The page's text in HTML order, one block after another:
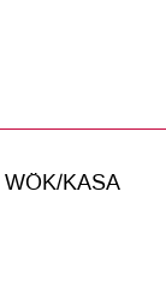
WÖK/KASA